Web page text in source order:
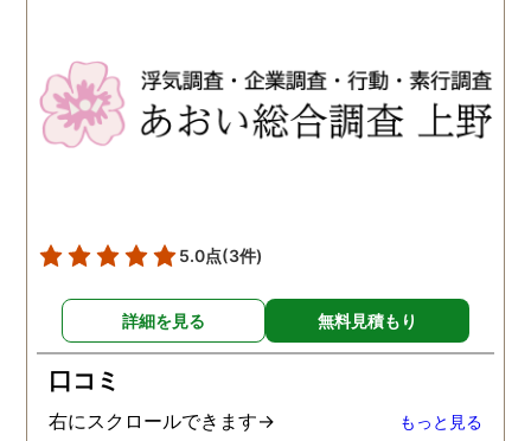
5.0点(3件)
詳細を見る 無料見積もり
口コミ
右にスクロールできます→ もっと見る